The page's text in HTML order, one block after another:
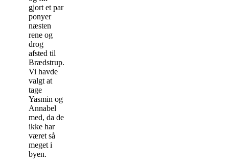
gjort et par
ponyer
næsten
rene og
drog
afsted til
Brædstrup.
Vi havde
valgt at
tage
Yasmin og
Annabel
med, da de
ikke har
været så
meget i
byen.